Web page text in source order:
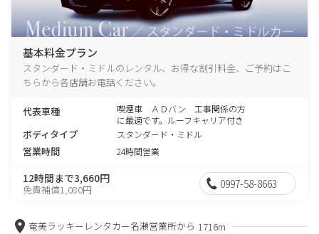
基本料金プラン
スタンダード・ミドルのレンタル、お得な割引料金、ご予約はこ
ちらから各店舗お電話ください。
代表車種
喫煙車 ＡＤバン 工事関係の方
に最適です。ルーフキャリア付き
ボディタイプ スタンダード・ミドル
営業時間 24時間営業
12時間まで3,660円
免責補償1,080円 0997-58-8663
奄美ラッキーレンタカー名瀬営業所から 1716m